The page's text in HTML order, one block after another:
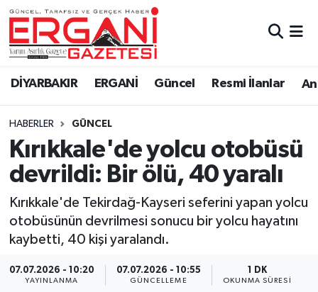
DİYARBAKIR ERGANİ Güncel Resmi İlanlar
HABERLER GÜNCEL
Kırıkkale'de yolcu otobüsü
devrildi: Bir ölü, 40 yaralı
Kırıkkale'de Tekirdağ-Kayseri seferini yapan yolcu
otobüsünün devrilmesi sonucu bir yolcu hayatını
kaybetti, 40 kişi yaralandı.
07.07.2026 - 10:20
YAYINLANMA
07.07.2026 - 10:55
GÜNCELLEME
1 DK
OKUNMA SÜRESI
DİYARBAKIR
BİSMİL
BAĞLAR
ERGANİ
Güncel
Eği̇ti̇m
Resmi İlanlar
Sağlık
Si̇yaset
Ergani Nöbetçi Eczaneler
Ergani Hava Durumu
Ergani Trafik Yoğunluk Haritası
Süper Lig Puan Durumu ve Fikstür
Tüm Manşetler
Son Dakika Haberleri
Haber Arşivi